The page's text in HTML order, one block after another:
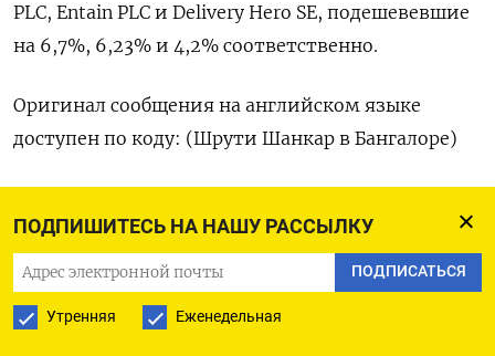
ПОДПИШИТЕСЬ НА НАШУ РАССЫЛКУ
ПОДПИСАТЬСЯ
Утренняя Еженедельная
PLC, Entain PLC и Delivery Hero SE, подешевевшие
на 6,7​%, 6,23% и 4,2% соответственно.
Оригинал сообщения на английском языке
доступен по коду: (Шрути Шанкар в Бангалоре)